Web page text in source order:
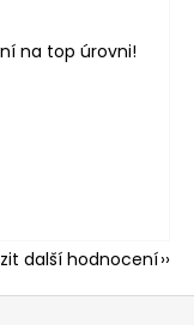
5 hvězdiček.
na top úrovni!
5 hvězdiček.
další hodnocení